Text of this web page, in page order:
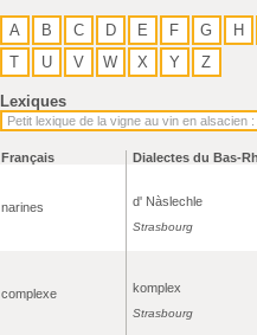
A B C D E F G
H
T
U V W X Y Z
Lexiques
Français Dialectes du Bas-
narines d' Nàslechle
Strasbourg
complexe komplex
Strasbourg